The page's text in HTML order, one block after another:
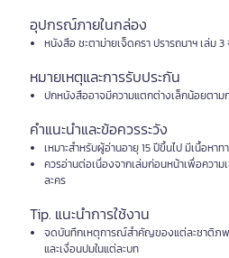
อุปกรณ์ภายในกล่อง
หนังสือ ชะตาม่ายเจ็ดครา ปรารถนาฯ เล่ม 3
หมายเหตุและการรับประกัน
ปกหนังสืออาจมีความแตกต่างเล็กน้อยตา
คำแนะนำและข้อควรระวัง
เหมาะสำหรับผู้อ่านอายุ 15 ปีขึ้นไป มีเนื้อห
ควรอ่านต่อเนื่องจากเล่มก่อนหน้าเพื่อความ
ละคร
Tip. แนะนำการใช้งาน
จดบันทึกเหตุการณ์สำคัญของแต่ละชาติภพ
และเงื่อนปมในแต่ละบท